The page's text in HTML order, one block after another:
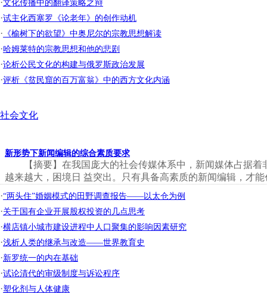
·文化传播中的翻译策略之辩
·试主化西塞罗《论老年》的创作动机
· 《榆树下的欲望》中奥尼尔的宗教思想解读
·哈姆莱特的宗教思想和他的悲剧
·论析公民文化的构建与俄罗斯政治发展
·评析《贫民窟的百万富翁》中的西方文化内涵
社会文化
新形势下新闻编辑的综合素质要求
【摘要】在我国庞大的社会传媒体系中，新闻媒体占据
越来越大，困境日 益突出。只有具备高素质的新闻编辑，才
·“两头住”婚姻模式的田野调查报告——以太仓为例
·关于国有企业开展股权投资的几点思考
·横店镇小城市建设进程中人口聚集的影响因素研究
·浅析人类的继承与改造——世界教育史
·新罗统一的内在基础
·试论清代的审级制度与诉讼程序
·塑化剂与人体健康